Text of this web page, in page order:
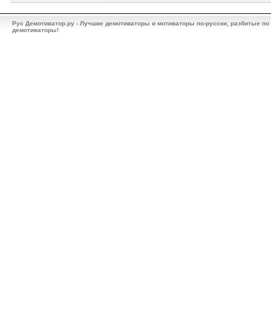
Рус Демотиватор.ру - Лучшие демотиваторы и мотиваторы по-русски, разбитые
демотиваторы!